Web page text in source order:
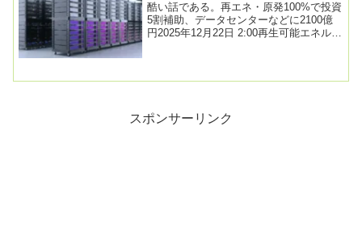
酷い話である。再エネ・原発100%で投資
5割補助、データセンターなどに2100億
円2025年12月22日 2:00再生可能エネルギ
スポンサーリンク